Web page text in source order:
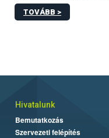
sérülés, illetve ennek
hatósági feladatokat,
TOVÁBB >
Hivatalunk
Bemutatkozás
Szervezeti felépítés